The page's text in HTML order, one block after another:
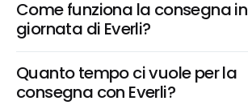
Come funziona la consegna in
giornata di Everli?
Quanto tempo ci vuole per la
consegna con Everli?